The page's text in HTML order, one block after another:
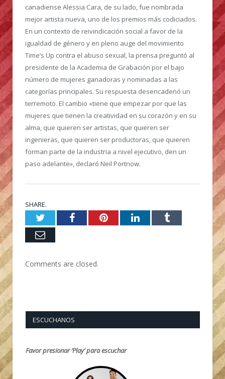
canadiense Alessia Cara, de su lado, fue nombrada
mejor artista nueva, uno de los premios más codiciados.
En un contexto de reivindicación social a favor de la
igualdad de género y en pleno auge del movimiento
Time’s Up contra el abuso sexual, la prensa preguntó al
presidente de la Academia de Grabación por el bajo
número de mujeres ganadoras y nominadas a las
categorías principales. Su respuesta desencadenó un
terremoto. El cambio «tiene que empezar por que las
mujeres que tienen la creatividad en su corazón y en su
alma, que quieren ser artistas, que quieren ser
ingenieras, que quieren ser productoras, que quieren
forman parte de la industria a nivel ejecutivo, den un
paso adelante», declaró Neil Portnow.
SHARE.
TwitterFacebookPinterestLinkedInTumblr
Email
Comments are closed.
ESCUCHANOS
Favor presionar ‘Play’ para escuchar